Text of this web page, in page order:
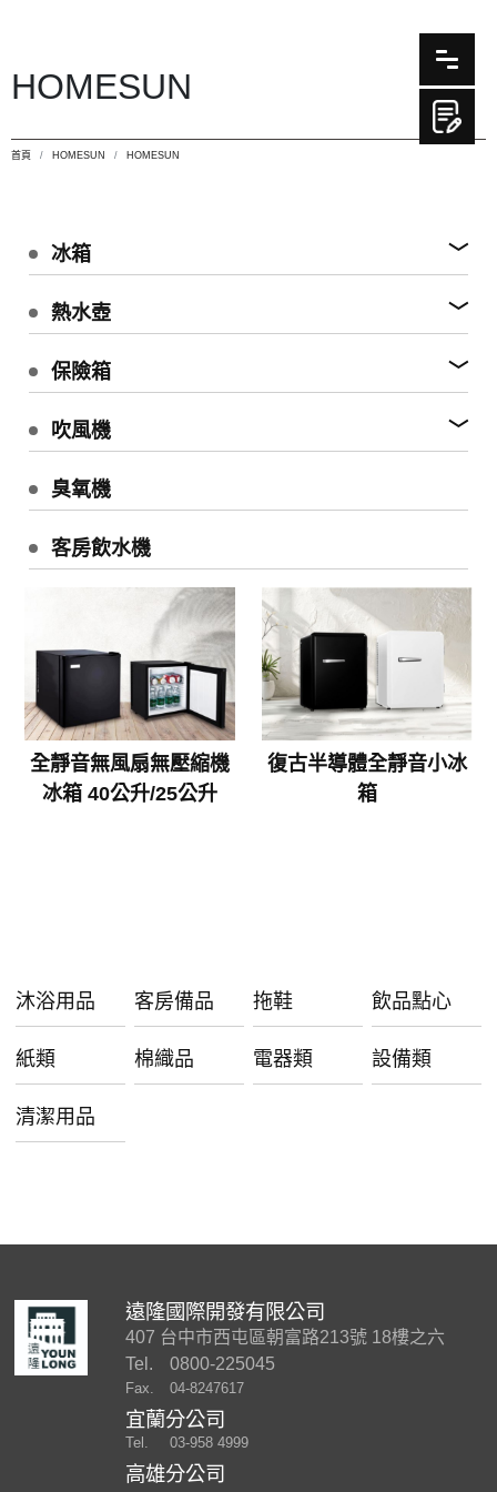
HOMESUN
首頁 HOMESUN HOMESUN
冰箱
熱水壺
保險箱
吹風機
臭氧機
客房飲水機
全靜音無風扇無壓縮機
冰箱 40公升/25公升
復古半導體全靜音小冰
箱
沐浴用品 客房備品 拖鞋 飲品點心
紙類 棉織品 電器類 設備類
清潔用品
遠隆國際開發有限公司
407 台中市西屯區朝富路213號 18樓之六
Tel.
0800-225045
Fax. 04-8247617
宜蘭分公司
Tel. 03-958 4999
高雄分公司